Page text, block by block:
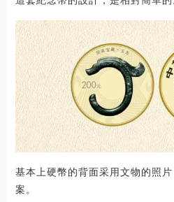
基本上硬幣的背面采用文物的照
案。